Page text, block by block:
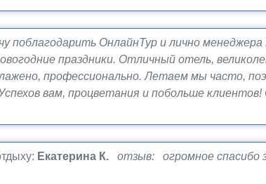
поблагодарить ОнлайнТур и лично
праздники. Отличный отель,
профессионально. Летаем мы часто,
вам, процветания и побольше
Екатерина К.
отзыв: огромное спасибо